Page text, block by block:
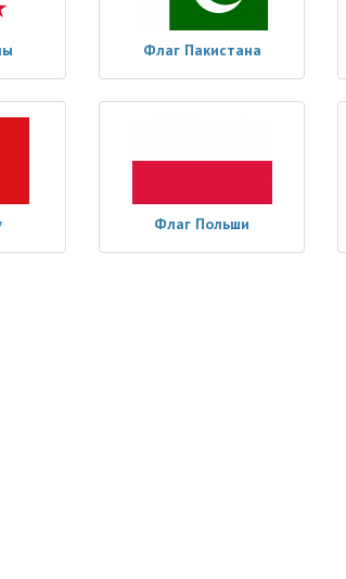
Флаг Пакистана
Флаг Польши